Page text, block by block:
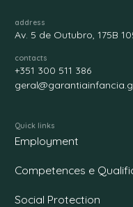
address
Av. 5 de Outubro, 175B
contacts
+351 300 511 386
Quick links
Employment
Competences e
Social Protection